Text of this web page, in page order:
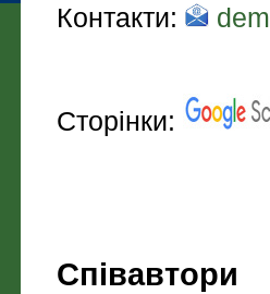
Контакти:
Сторінки:
Співавтори